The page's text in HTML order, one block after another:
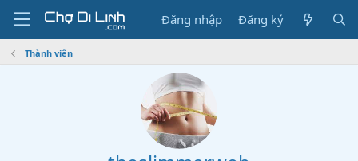
Đăng nhập Đăng ký
Thành viên